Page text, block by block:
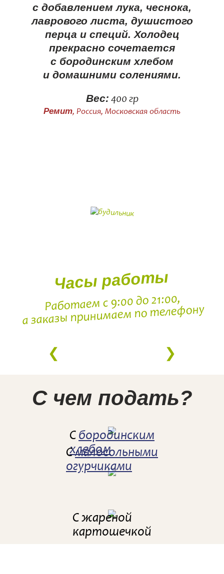
с добавлением лука, чеснока,
лаврового листа, душистого
перца и специй. Холодец
прекрасно сочетается
с бородинским хлебом
и домашними солениями.
Вес: 400 гр
Ремит, Россия, Московская область
Часы работы
Работаем с 9:00 до 21:00,
а заказы принимаем по телефону
С чем подать?
С бородинским
хлебом
Смалосольными
огурчиками
С жареной
картошечкой